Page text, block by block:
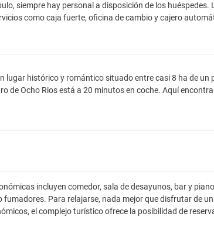
siempre hay personal a disposición de los
como caja fuerte, oficina de cambio y cajero
lugar histórico y romántico situado entre casi 8 ha de
de Ocho Rios está a 20 minutos en coche. Aquí
incluyen comedor, sala de desayunos, bar y
Para relajarse, nada mejor que disfrutar de
el complejo turístico ofrece la posibilidad de